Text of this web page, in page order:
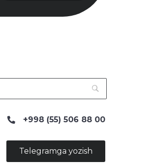
+998 (55) 506 88 00
Telegramga yozish